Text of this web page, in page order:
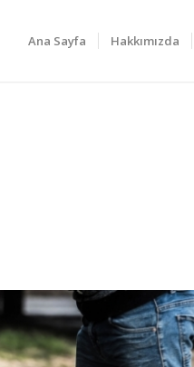
Ana Sayfa Hakkımızda